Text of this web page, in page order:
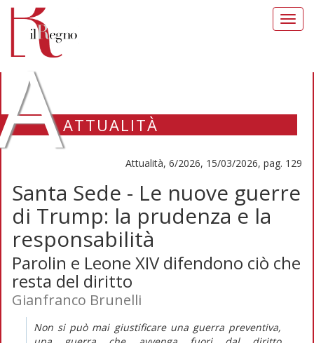
ATTUALITÀ
Attualità, 6/2026, 15/03/2026, pag. 129
Santa Sede - Le nuove guerre
di Trump: la prudenza e la
responsabilità
Parolin e Leone XIV difendono ciò che
resta del diritto
Gianfranco Brunelli
Non si può mai giustificare una guerra preventiva,